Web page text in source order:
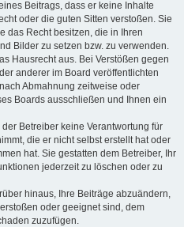
Beitrags, dass er keine Inhalte
oder die guten Sitten verstoßen. Sie
das Recht besitzen, die in Ihren
Bilder zu setzen bzw. zu verwenden.
Hausrecht aus. Bei Verstößen gegen
anderer im Board veröffentlichten
Abmahnung zeitweise oder
Boards ausschließen und Ihnen ein
Betreiber keine Verantwortung für
die er nicht selbst erstellt hat oder
hat. Sie gestatten dem Betreiber, Ihr
jederzeit zu löschen oder zu
hinaus, Ihre Beiträge abzuändern,
oder geeignet sind, dem
zuzufügen.